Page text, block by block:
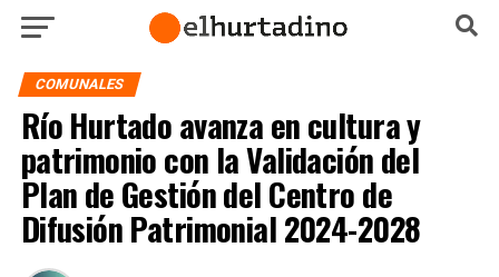
COMUNALES
Río Hurtado avanza en cultura y
patrimonio con la Validación del
Plan de Gestión del Centro de
Difusión Patrimonial 2024-2028